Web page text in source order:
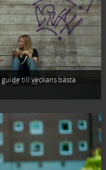
guide till veckans bästa